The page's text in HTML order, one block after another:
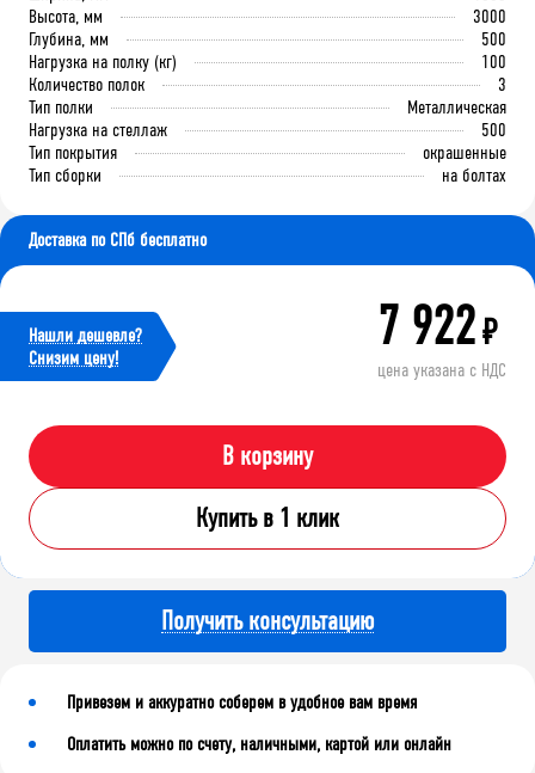
Высота, мм
3000
Глубина, мм
500
Нагрузка на полку (кг)
100
Количество полок
3
Тип полки
Металлическая
Нагрузка на стеллаж
500
Тип покрытия
окрашенные
Тип сборки
на болтах
Доставка по СПб бесплатно
Нашли дешевле?
Cнизим цену!
7 922₽
цена указана с НДС
В корзину
Купить в 1 клик
Получить консультацию
Привезем и аккуратно соберем в удобное вам время
Оплатить можно по счету, наличными, картой или онлайн